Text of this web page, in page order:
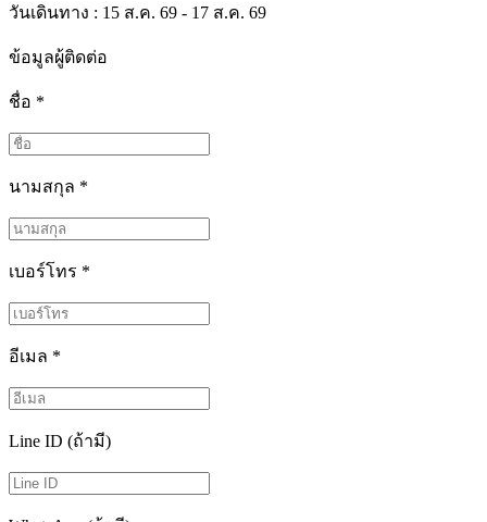
วันเดินทาง : 15 ส.ค. 69 - 17 ส.ค. 69
ข้อมูลผู้ติดต่อ
ชื่อ *
นามสกุล *
เบอร์โทร *
อีเมล *
Line ID (ถ้ามี)